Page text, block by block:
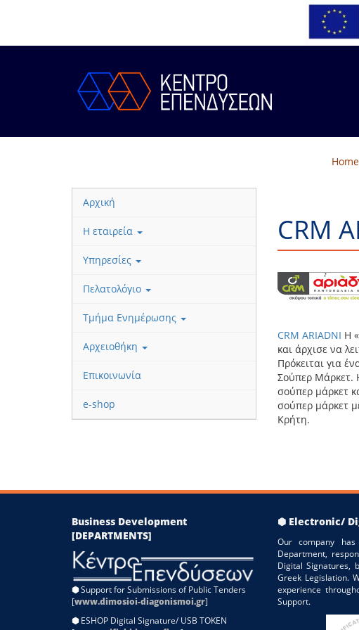
Home
Αρχική
Η εταιρεία
Υπηρεσίες
Πελατολόγιο
Τμήμα Ενημέρωσης
Αρχειοθήκη
Επικοινωνία
e-shop
CRM
CRM ARIADNI Η
και άρχισε να
Πρόκειται για
Σούπερ Μάρκετ.
σούπερ μάρκετ
σούπερ μάρκετ
Κρήτη.
Business Development
[DEPARTMENTS]
⬢Support for Submissions of Public Tenders
[www.dimosioi-diagonismoi.gr]
⬢ ESHOP Digital Signature/ USB TOKEN
⬢ Electronic/
Our company
Department,
Digital Signatures,
Greek Legislation.
experience
Support.